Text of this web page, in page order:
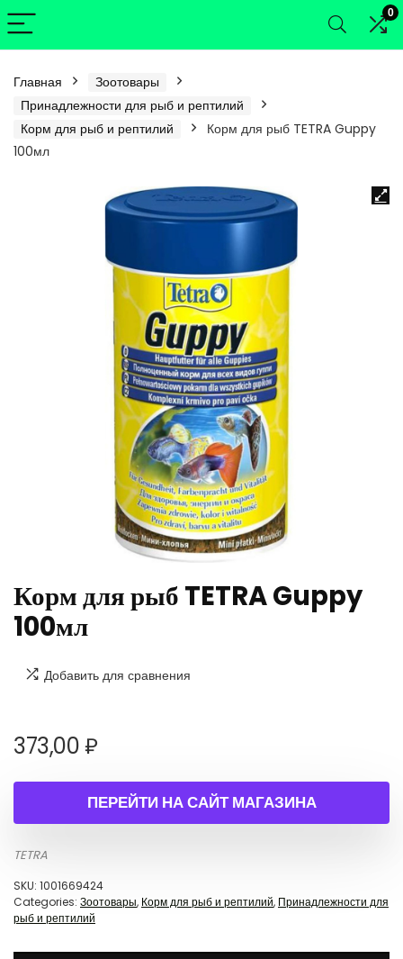
0
Главная
Зоотовары
Принадлежности для рыб и рептилий
Корм для рыб и рептилий
Корм для рыб TETRA Guppy
100мл
Корм для рыб TETRA Guppy
100мл
Добавить для сравнения
373,00₽
ПЕРЕЙТИ НА САЙТ МАГАЗИНА
TETRA
SKU: 1001669424
Categories: Зоотовары, Корм для рыб и рептилий, Принадлежности для
рыб и рептилий